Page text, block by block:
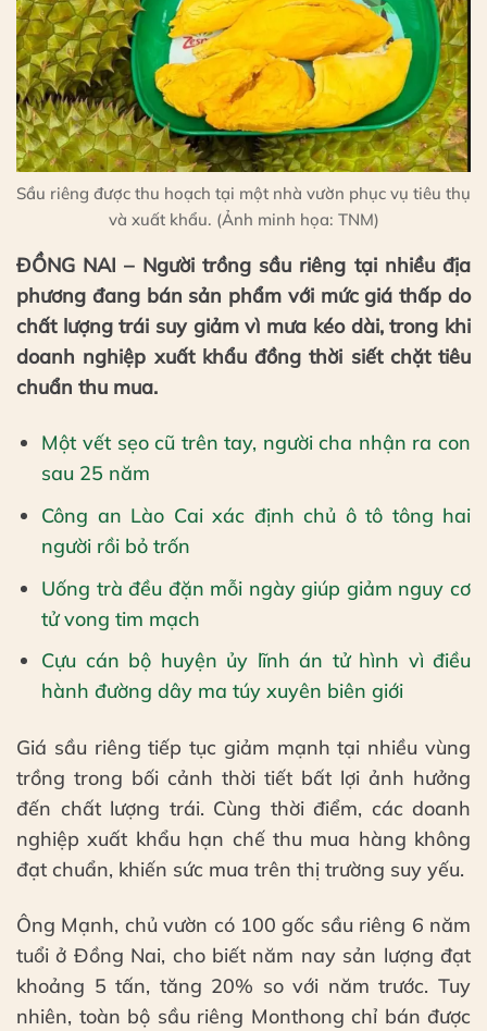
Sầu riêng được thu hoạch tại một nhà vườn phục vụ tiêu thụ
và xuất khẩu. (Ảnh minh họa: TNM)
ĐỒNG NAI – Người trồng sầu riêng tại nhiều địa
phương đang bán sản phẩm với mức giá thấp do
chất lượng trái suy giảm vì mưa kéo dài, trong khi
doanh nghiệp xuất khẩu đồng thời siết chặt tiêu
chuẩn thu mua.
Một vết sẹo cũ trên tay, người cha nhận ra con
sau 25 năm
Công an Lào Cai xác định chủ ô tô tông hai
người rồi bỏ trốn
Uống trà đều đặn mỗi ngày giúp giảm nguy cơ
tử vong tim mạch
Cựu cán bộ huyện ủy lĩnh án tử hình vì điều
hành đường dây ma túy xuyên biên giới
Giá sầu riêng tiếp tục giảm mạnh tại nhiều vùng
trồng trong bối cảnh thời tiết bất lợi ảnh hưởng
đến chất lượng trái. Cùng thời điểm, các doanh
nghiệp xuất khẩu hạn chế thu mua hàng không
đạt chuẩn, khiến sức mua trên thị trường suy yếu.
Ông Mạnh, chủ vườn có 100 gốc sầu riêng 6 năm
tuổi ở Đồng Nai, cho biết năm nay sản lượng đạt
khoảng 5 tấn, tăng 20% so với năm trước. Tuy
nhiên, toàn bộ sầu riêng Monthong chỉ bán được